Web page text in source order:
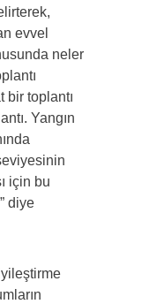
evvel
neler
bir toplantı
Yangın
için bu
diye